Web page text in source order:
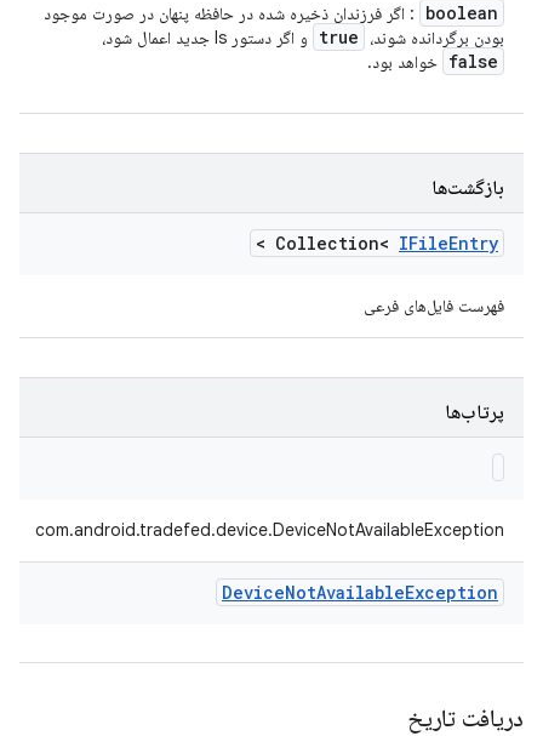
boolean
: اگر فرزندان ذخیره شده در حافظه پنهان در صورت موجود
بودن برگردانده شوند،
true و اگر دستور ls جدید اعمال شود،
false خواهد بود.
بازگشت‌ها
Collection< IFileEntry
>
فهرست فایل‌های فرعی
پرتاب‌ها
com.android.tradefed.device.DeviceNotAvailableException
DeviceNotAvailableException
دریافت تاریخ